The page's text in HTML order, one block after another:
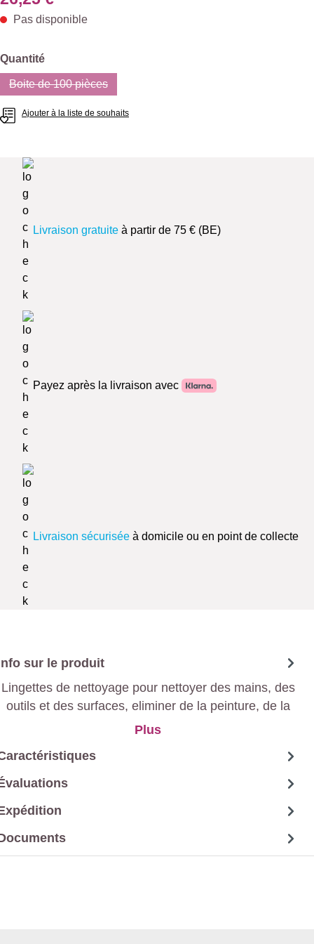
Pas disponible
Sélectionnez
Quantité
Boite de 100 pièces
(Cette option n'est pas disponible pour le moment.)
Ajouter à la liste de souhaits
Livraison gratuite à partir de 75 € (BE)
Payez après la livraison avec
Livraison sécurisée à domicile ou en point de collecte
sur le produit
Lingettes de nettoyage pour nettoyer des mains, des
outils et des surfaces, eliminer de la peinture, de la
colle, de l'huile et de mastic .
Plus